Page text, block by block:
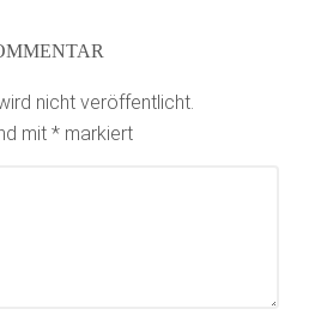
nicht veröffentlicht.
mit * markiert